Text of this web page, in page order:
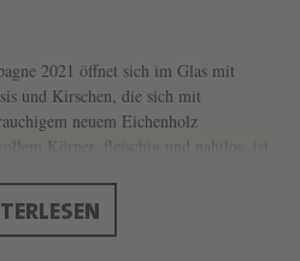
2021 öffnet sich im Glas mit
und Kirschen, die sich mit
neuem Eichenholz
Körper, fleischig und nahtlos, ist